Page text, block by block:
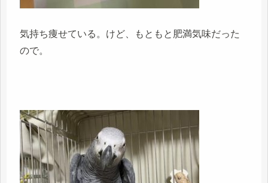
気持ち痩せている。けど、もともと肥満気味だった
ので。